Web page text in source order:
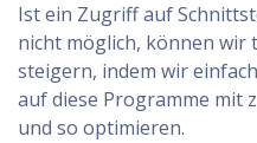
Ist ein Zugriff auf
nicht möglich, können
steigern, indem wir
auf diese Programme mit
und so optimieren.